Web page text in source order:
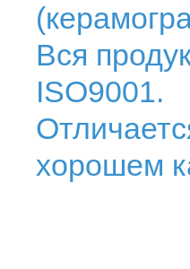
Вся
ISO9001.
хорошем